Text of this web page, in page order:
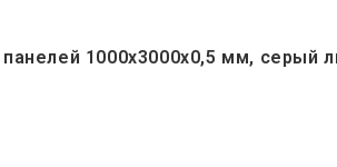
1000х3000х0,5 мм, серый